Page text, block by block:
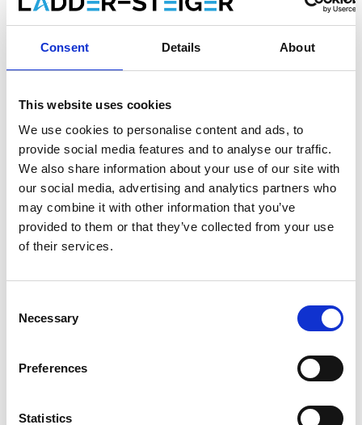
Consent Details About
This website uses cookies
We use cookies to personalise content and ads, to
provide social media features and to analyse our traffic.
We also share information about your use of our site with
our social media, advertising and analytics partners who
may combine it with other information that you’ve
provided to them or that they’ve collected from your use
of their services.
Selection
Necessary
Preferences
Statistics
Enregistrer comme favori
Informations sur le produit Produits similaires
75x305 hauteur de travail 9,20 m
75x305est idéal pour travailler en hauteur en toute sécurité dans
les espaces étroits. Grâce à ses dimensions compactes et à sa
à monter et à déplacer. Les quatre
roulettes réglables avec